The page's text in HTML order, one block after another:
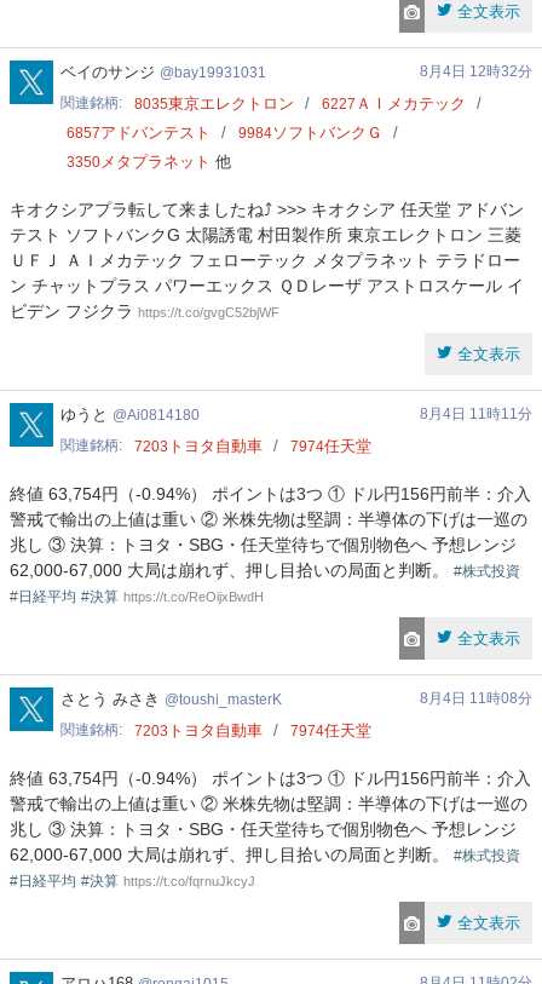
全文表示
bay19931031
ベイのサンジ bay19931031
8月4日 12時32分
関連銘柄
8035東京エレクトロン 6227 ＡＩメカテック
6857アドバンテスト 9984ソフトバンクＧ
3350メタプラネット 他
キオクシアプラ転して来ましたね⤴️ >>> キオクシア 任天堂 アドバン
テスト ソフトバンクG 太陽誘電 村田製作所 東京エレクトロン 三菱
ＵＦＪ ＡＩメカテック フェローテック メタプラネット テラドロー
ン チャットプラス パワーエックス ＱＤレーザ アストロスケール イ
ビデン フジクラ https://t.co/gvgC52bjWF
全文表示
Ai0814180
ゆうと Ai0814180
8月4日 11時11分
関連銘柄
7203 トヨタ自動車 7974任天堂
終値 63,754円（-0.94%） ポイントは3つ ① ドル円156円前半：介入
警戒で輸出の上値は重い ② 米株先物は堅調：半導体の下げは一巡の
兆し ③ 決算：トヨタ・SBG・任天堂待ちで個別物色へ 予想レンジ
62,000-67,000 大局は崩れず、押し目拾いの局面と判断。 #株式投資
#日経平均 #決算 https://t.co/ReOijxBwdH
全文表示
toushi_masterK
さとう みさき toushi_masterK
8月4日 11時08分
関連銘柄
7203 トヨタ自動車 7974任天堂
終値 63,754円（-0.94%） ポイントは3つ ① ドル円156円前半：介入
警戒で輸出の上値は重い ② 米株先物は堅調：半導体の下げは一巡の
兆し ③ 決算：トヨタ・SBG・任天堂待ちで個別物色へ 予想レンジ
62,000-67,000 大局は崩れず、押し目拾いの局面と判断。 #株式投資
#日経平均 #決算 https://t.co/fqrnuJkcyJ
全文表示